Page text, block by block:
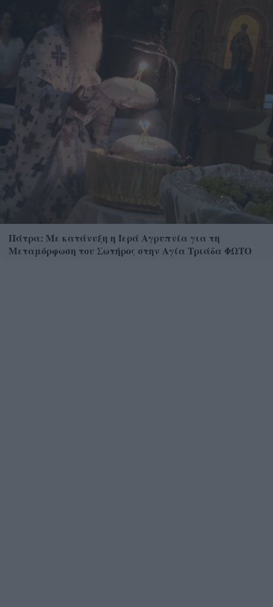
Πάτρα: Με κατάνυξη η Ιερά Αγρυπνία για τη
Μεταμόρφωση του Σωτήρος στην Αγία Τριάδα ΦΩΤΟ